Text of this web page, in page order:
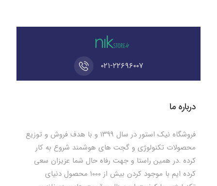
۰۲۱-۲۲۶۹۶۰۰۷
درباره ما
فروشگاه نیک استور در سال ۱۳۹۹ و با هدف فروش و توزیع
محصولات تکنولوژی و گجت های هوشمند شروع به کار
کرده .در همین راستا و جهت رفاه حال شما عزیزان سعی
کرده ایم با موجود کردن بیش از ۱۰۰۰ محصول دنیای